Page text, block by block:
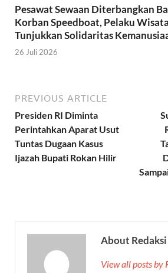
Pesawat Sewaan Diterbangkan
Korban Speedboat, Pelaku
Tunjukkan Solidaritas
26 Juli 2026
PREVIOUS ARTICLE
Presiden RI Diminta
Perintahkan Aparat Usut
Tuntas Dugaan Kasus
Ijazah Bupati Rokan Hilir
About Redaksi
View all posts by